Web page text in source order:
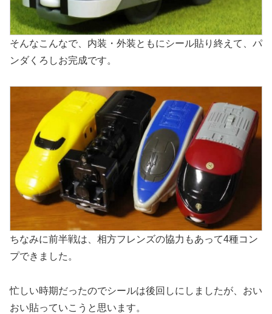
そんなこんなで、内装・外装ともにシール貼り終えて、パ
ンダくろしお完成です。
ちなみに前半戦は、相方フレンズの協力もあって4種コン
プできました。
忙しい時期だったのでシールは後回しにしましたが、おい
おい貼っていこうと思います。